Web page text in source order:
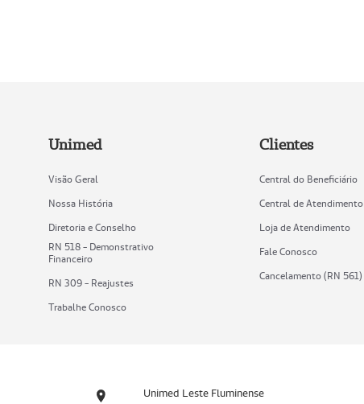
Unimed
Visão Geral
Nossa História
Diretoria e Conselho
RN 518 - Demonstrativo
Financeiro
RN 309 - Reajustes
Trabalhe Conosco
Clientes
Central do Beneficiário
Central de Atendimento
Loja de Atendimento
Fale Conosco
Cancelamento (RN 561)
Unimed Leste Fluminense